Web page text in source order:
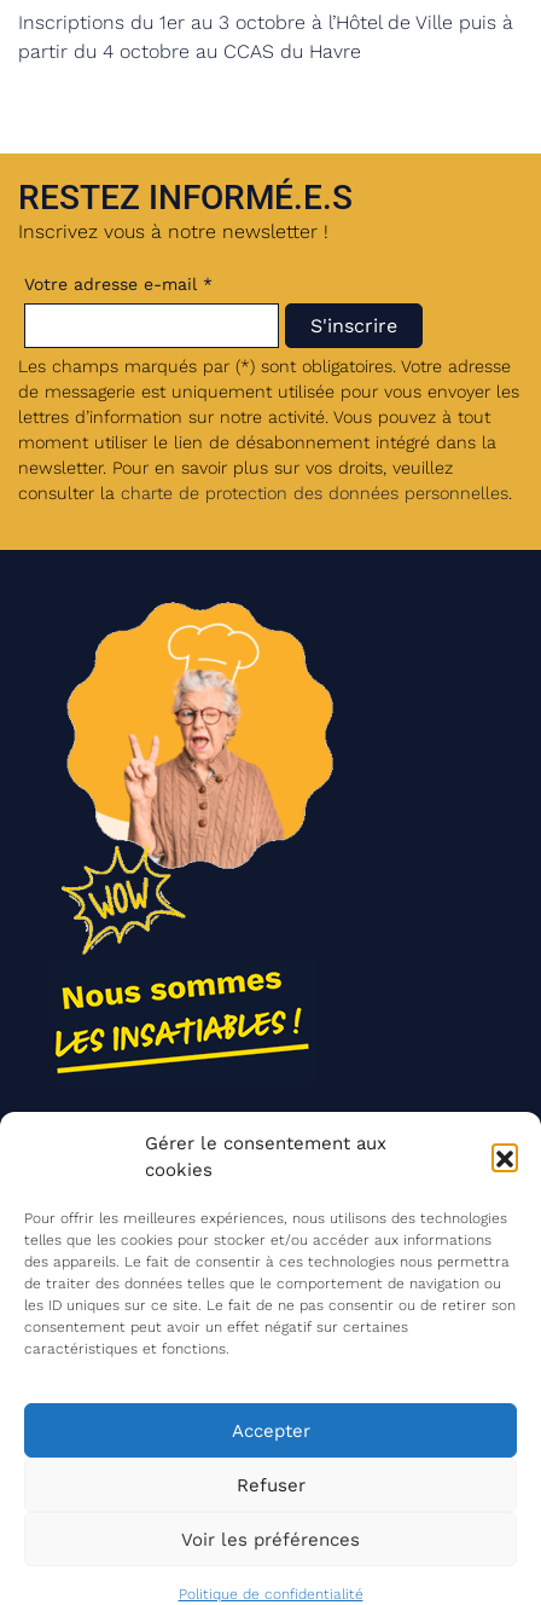
Gérer le consentement aux
cookies
Pour offrir les meilleures expériences, nous utilisons des technologies
telles que les cookies pour stocker et/ou accéder aux informations
des appareils. Le fait de consentir à ces technologies nous permettra
de traiter des données telles que le comportement de navigation ou
les ID uniques sur ce site. Le fait de ne pas consentir ou de retirer son
consentement peut avoir un effet négatif sur certaines
caractéristiques et fonctions.
Accepter
Refuser
Voir les préférences
Politique de confidentialité
Inscriptions du 1er au 3 octobre à l’Hôtel de Ville puis à
partir du 4 octobre au CCAS du Havre
RESTEZ INFORMÉ.E.S
Inscrivez vous à notre newsletter !
Votre adresse e-mail *
Les champs marqués par (*) sont obligatoires. Votre adresse
de messagerie est uniquement utilisée pour vous envoyer les
lettres d’information sur notre activité. Vous pouvez à tout
moment utiliser le lien de désabonnement intégré dans la
newsletter. Pour en savoir plus sur vos droits, veuillez
consulter la charte de protection des données personnelles
Agir ensemble
Mentions légales
Politique de confidentialité
Les Insatiables, une association du